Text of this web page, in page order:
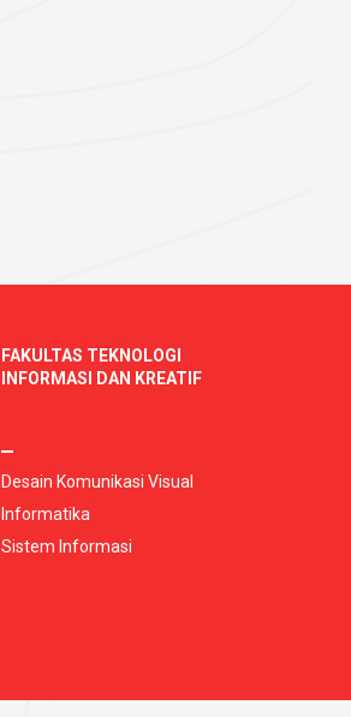
FAKULTAS TEKNOLOGI
INFORMASI DAN KREATIF
Desain Komunikasi Visual
Informatika
Sistem Informasi